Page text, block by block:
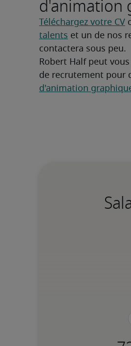
d'animation
Téléchargez votre CV
talents et un de nos
contactera sous peu.
Robert Half peut
de recrutement pour
d'animation